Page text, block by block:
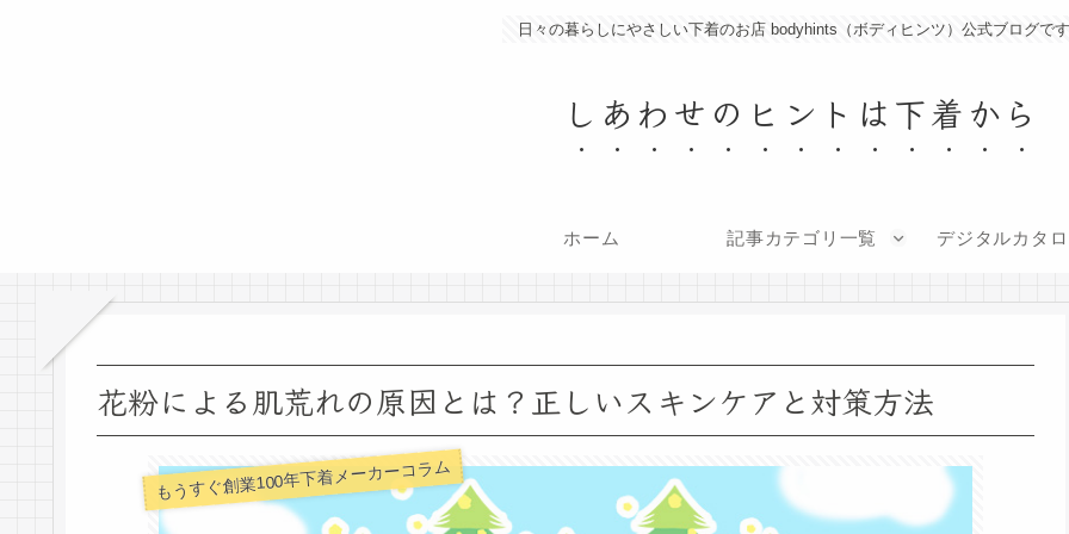
日々の暮らしにやさしい下着のお店 bodyhints（ボディヒンツ）公式ブログで
しあわせのヒントは下着から
ホーム 記事カテゴリ一覧 デジタルカタ
花粉による肌荒れの原因とは？正しいスキンケアと対策方法
もうすぐ創業100年下着メーカーコラム